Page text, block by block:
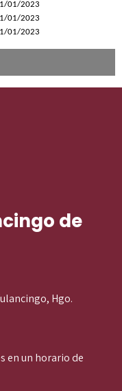
de
Hgo.
en un horario de